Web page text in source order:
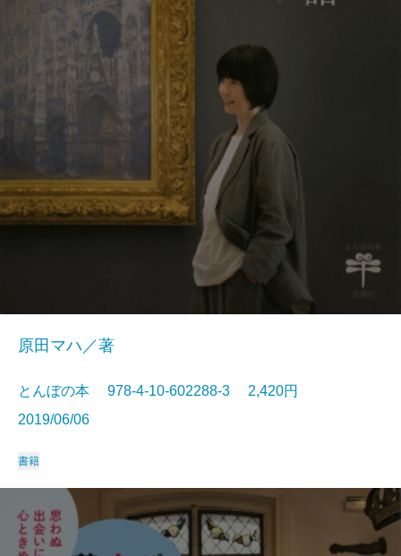
原田マハ／著
とんぼの本 978-4-10-602288-3 2,420円
2019/06/06
書籍